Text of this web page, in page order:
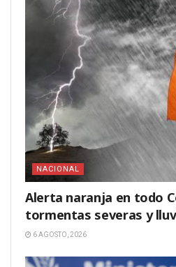
NACIONAL
Alerta naranja en todo
tormentas severas y
6 AGOSTO, 2026